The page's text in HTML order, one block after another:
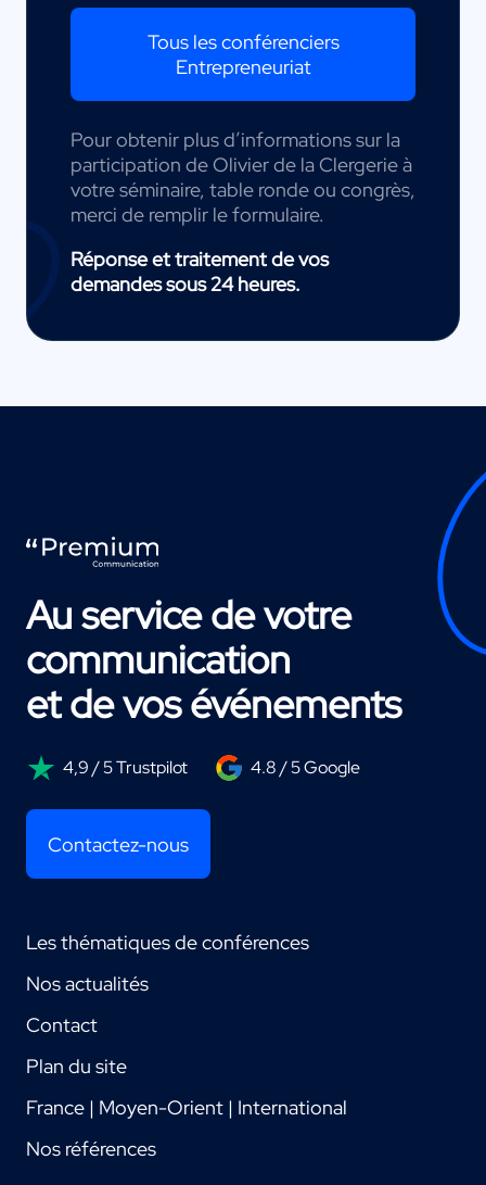
Tous les conférenciers
Entrepreneuriat
Pour obtenir plus d’informations sur la
participation de Olivier de la Clergerie à
votre séminaire, table ronde ou congrès,
merci de remplir le formulaire.
Réponse et traitement de vos
demandes sous 24 heures.
Au service de votre
communication
et de vos événements
4,9 / 5 Trustpilot 4.8 / 5 Google
Contactez-nous
Les thématiques de conférences
Nos actualités
Contact
Plan du site
France | Moyen-Orient | International
Nos références